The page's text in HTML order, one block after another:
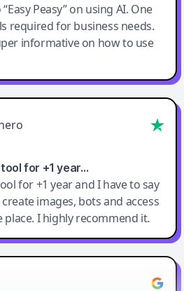
Peasy” on using AI. One
required for business needs.
informative on how to use
for +1 year…
for +1 year and I have to say
images, bots and access
place. I highly recommend it.